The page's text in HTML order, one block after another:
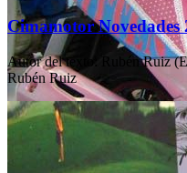
Cimamotor
Autor del texto Rubén Ruiz
Rubén Ruiz